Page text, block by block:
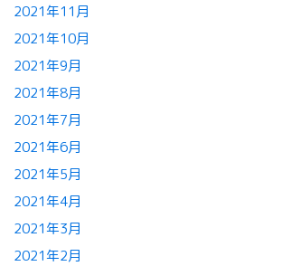
2021年11月
2021年10月
2021年9月
2021年8月
2021年7月
2021年6月
2021年5月
2021年4月
2021年3月
2021年2月